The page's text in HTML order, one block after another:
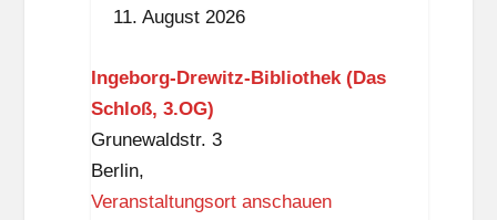
11. August 2026
Ingeborg-Drewitz-Bibliothek (Das
Schloß, 3.OG)
Grunewaldstr. 3
Berlin,
Veranstaltungsort anschauen